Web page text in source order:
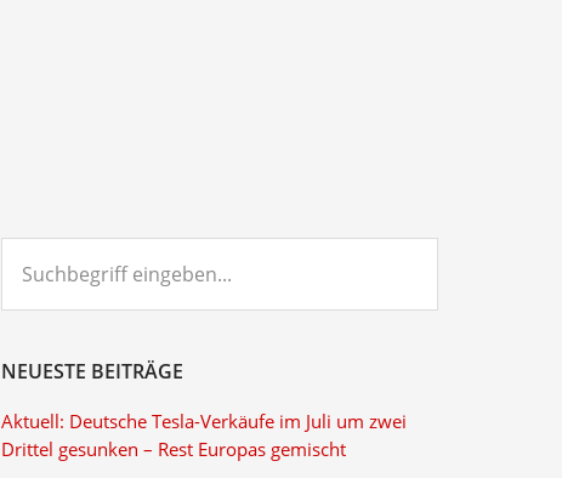
eingeben...
NEUESTE BEITRÄGE
Aktuell: Deutsche Tesla-Verkäufe im Juli um zwei
Drittel gesunken – Rest Europas gemischt